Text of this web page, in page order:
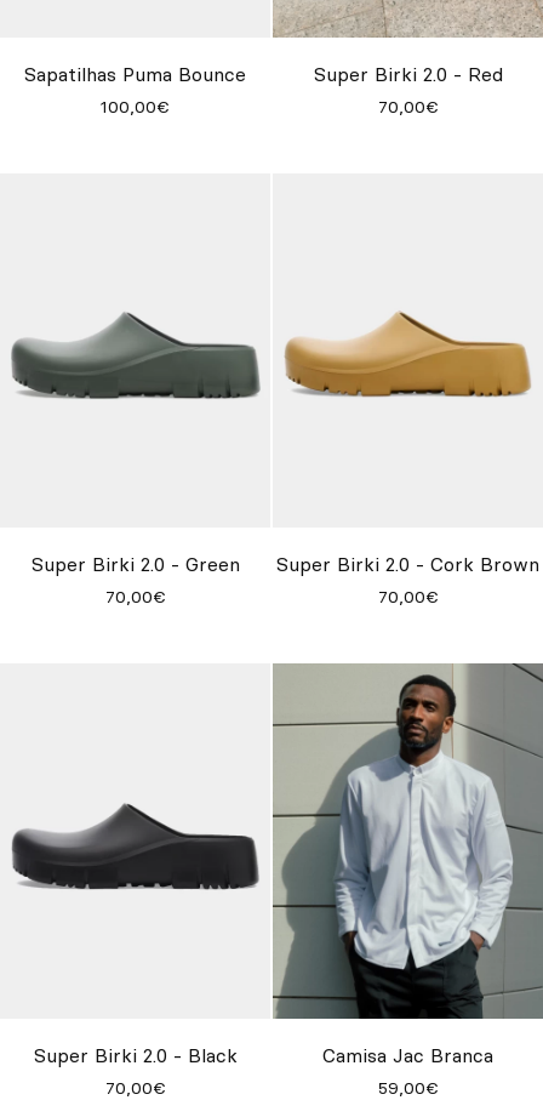
Inspire-se
Sapatilhas Puma Bounce
100,00€
Super Birki 2.0 - Red
70,00€
Super Birki 2.0 - Green
70,00€
Super Birki 2.0 - Cork Brown
70,00€
Super Birki 2.0 - Black
70,00€
Camisa Jac Branca
59,00€